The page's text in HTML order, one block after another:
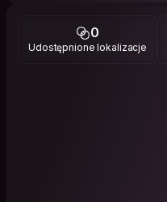
0
Udostępnione lokalizacje